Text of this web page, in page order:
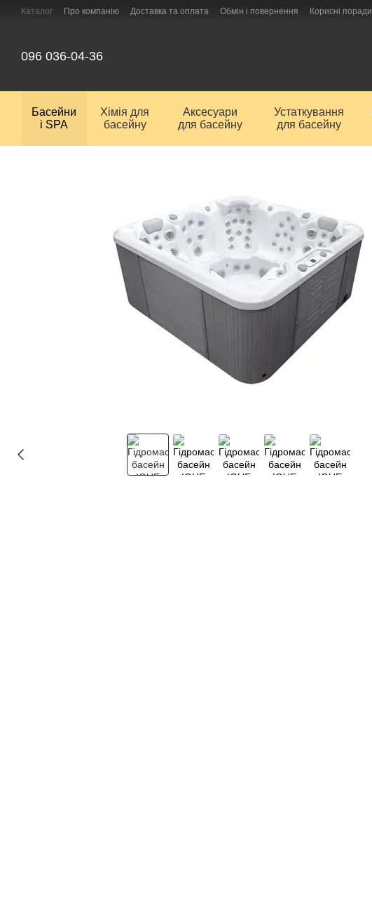
Перейти до основного контенту
Каталог Про компанію Доставка та оплата Обмін і повернення Корисні поради
096 036-04-36
Басейни
і SPA
Хімія для
басейну
Аксесуари
для басейну
Устаткування
для басейну